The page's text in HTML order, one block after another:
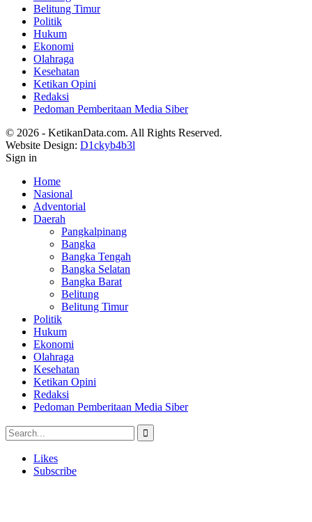
Belitung Timur
Politik
Hukum
Ekonomi
Olahraga
Kesehatan
Ketikan Opini
Redaksi
Pedoman Pemberitaan Media Siber
© 2026 - KetikanData.com. All Rights Reserved.
Website Design: D1ckyb4b3l
Sign in
Home
Nasional
Adventorial
Daerah
Pangkalpinang
Bangka
Bangka Tengah
Bangka Selatan
Bangka Barat
Belitung
Belitung Timur
Politik
Hukum
Ekonomi
Olahraga
Kesehatan
Ketikan Opini
Redaksi
Pedoman Pemberitaan Media Siber
Likes
Subscribe